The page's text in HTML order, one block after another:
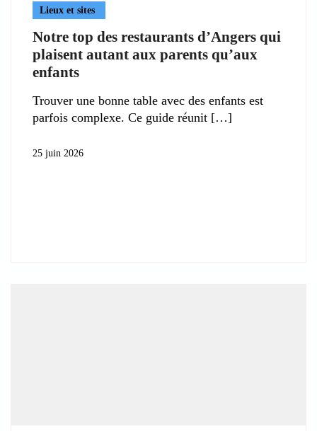
Lieux et sites
Notre top des restaurants d’Angers qui
plaisent autant aux parents qu’aux
enfants
Trouver une bonne table avec des enfants est
parfois complexe. Ce guide réunit
25 juin 2026